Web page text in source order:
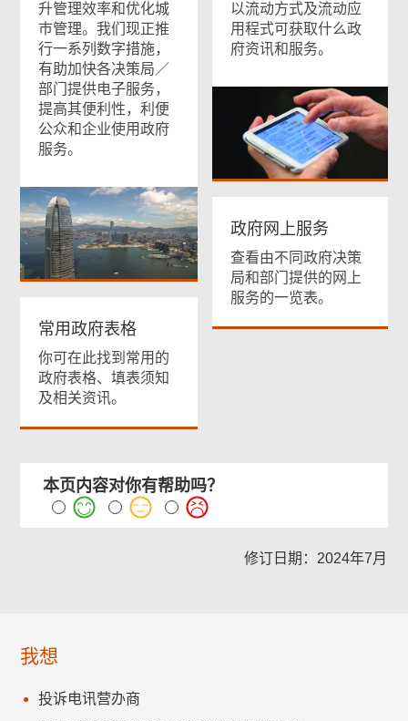
升管理效率和优化城
巿管理。我们现正推
行一系列数字措施，
有助加快各决策局／
部门提供电子服务，
提高其便利性，利便
公众和企业使用政府
服务。
以流动方式及流动应
用程式可获取什么政
府资讯和服务。
政府网上服务
查看由不同政府决策
局和部门提供的网上
服务的一览表。
常用政府表格
你可在此找到常用的
政府表格、填表须知
及相关资讯。
本页内容对你有帮助吗？
修订日期：2024年7月
我想
投诉电讯营办商